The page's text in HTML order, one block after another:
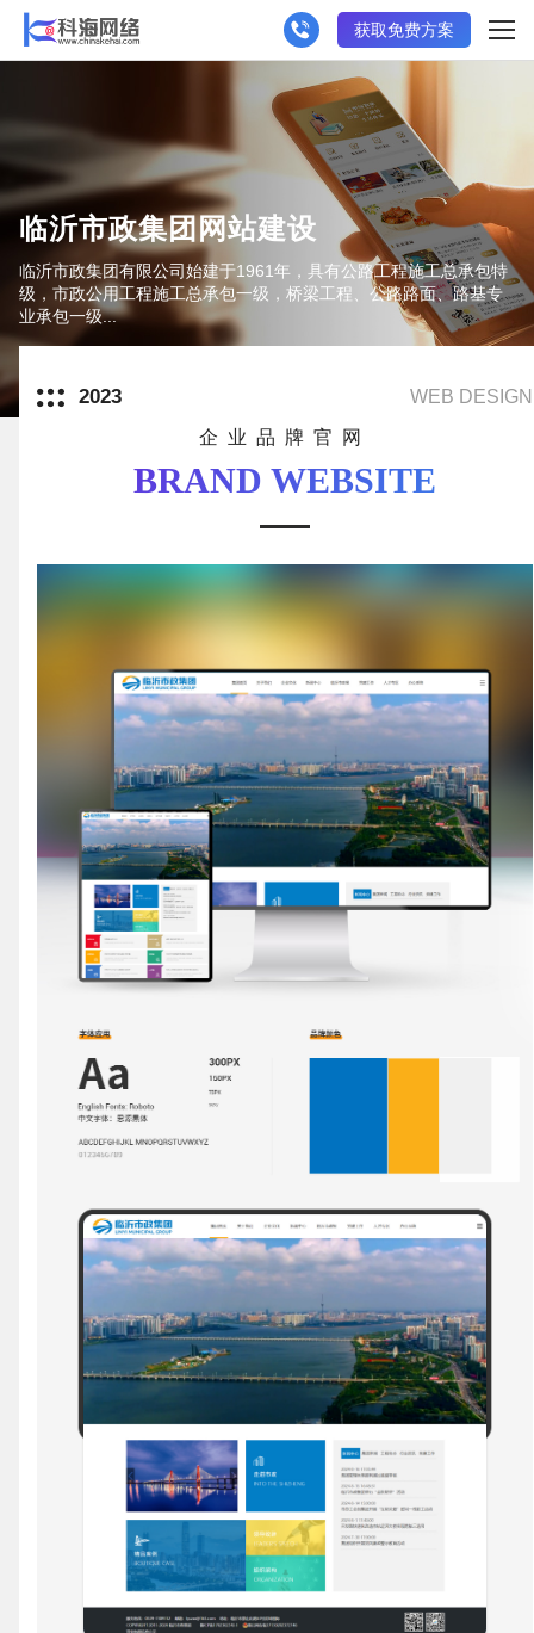
获取免费方案
临沂市政集团网站建设
临沂市政集团有限公司始建于1961年，具有公路工程施工总承包特
级，市政公用工程施工总承包一级，桥梁工程、公路路面、路基专
业承包一级...
2023
WEB DESIGN
企业品牌官网
BRAND WEBSITE
请输入您的公司名称 您的称呼